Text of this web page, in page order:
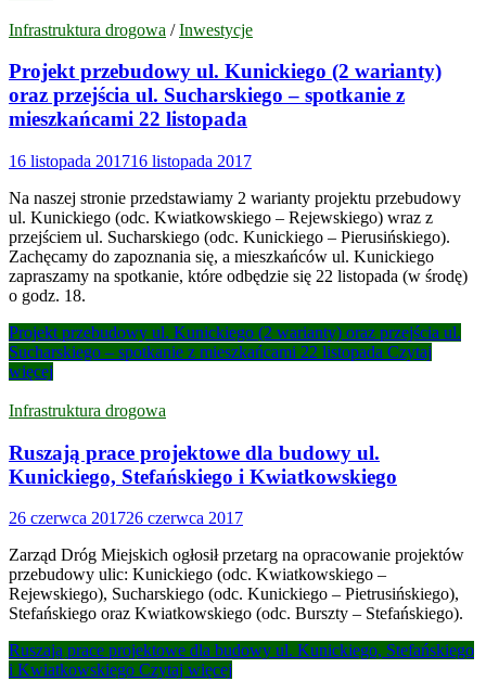
Infrastruktura drogowa /Inwestycje
Projekt przebudowy ul. Kunickiego (2 warianty)
oraz przejścia ul. Sucharskiego – spotkanie z
mieszkańcami 22 listopada
16 listopada 201716 listopada 2017
Na naszej stronie przedstawiamy 2 warianty projektu przebudowy
ul. Kunickiego (odc. Kwiatkowskiego – Rejewskiego) wraz z
przejściem ul. Sucharskiego (odc. Kunickiego – Pierusińskiego).
Zachęcamy do zapoznania się, a mieszkańców ul. Kunickiego
zapraszamy na spotkanie, które odbędzie się 22 listopada (w środę)
o godz. 18.
Projekt przebudowy ul. Kunickiego (2 warianty) oraz przejścia ul.
Sucharskiego – spotkanie z mieszkańcami 22 listopada Czytaj
więcej
Infrastruktura drogowa
Ruszają prace projektowe dla budowy ul.
Kunickiego, Stefańskiego i Kwiatkowskiego
26 czerwca 201726 czerwca 2017
Zarząd Dróg Miejskich ogłosił przetarg na opracowanie projektów
przebudowy ulic: Kunickiego (odc. Kwiatkowskiego –
Rejewskiego), Sucharskiego (odc. Kunickiego – Pietrusińskiego),
Stefańskiego oraz Kwiatkowskiego (odc. Burszty – Stefańskiego).
Ruszają prace projektowe dla budowy ul. Kunickiego, Stefańskiego
i Kwiatkowskiego Czytaj więcej